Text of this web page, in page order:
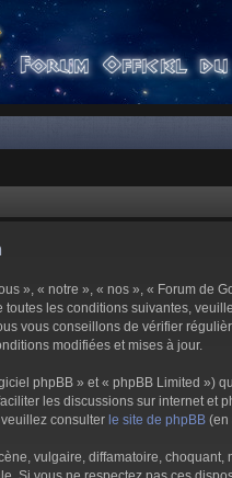
», « notre », « nos », « Forum de
les conditions suivantes,
vous conseillons de vérifier
modifiées et mises à jour.
phpBB » et « phpBB Limited »)
les discussions sur internet et
consulter le site de phpBB (en
vulgaire, diffamatoire,